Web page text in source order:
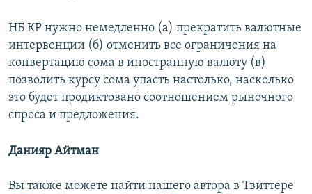
НБ КР нужно немедленно (а) прекратить валютные
интервенции (б) отменить все ограничения на
конвертацию сома в иностранную валюту (в)
позволить курсу сома упасть настолько, насколько
это будет продиктовано соотношением рыночного
спроса и предложения.
Данияр Айтман
Вы также можете найти нашего автора в Твиттере